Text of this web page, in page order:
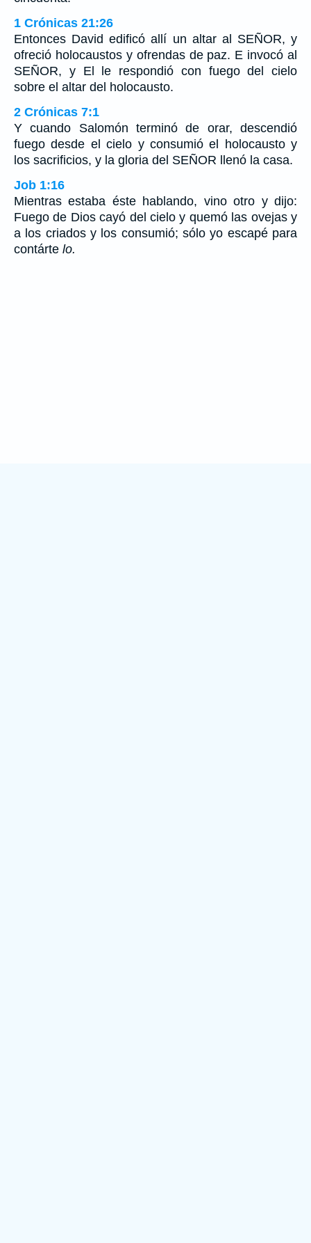
1 Crónicas 21:26
Entonces David edificó allí un altar al SEÑOR, y
ofreció holocaustos y ofrendas de paz. E invocó al
SEÑOR, y El le respondió con fuego del cielo
sobre el altar del holocausto.
2 Crónicas 7:1
Y cuando Salomón terminó de orar, descendió
fuego desde el cielo y consumió el holocausto y
los sacrificios, y la gloria del SEÑOR llenó la casa.
Job 1:16
Mientras estaba éste hablando, vino otro y dijo:
Fuego de Dios cayó del cielo y quemó las ovejas y
a los criados y los consumió; sólo yo escapé para
contárte lo.